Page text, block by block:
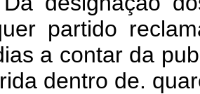
partido
a contar da
dentro de.